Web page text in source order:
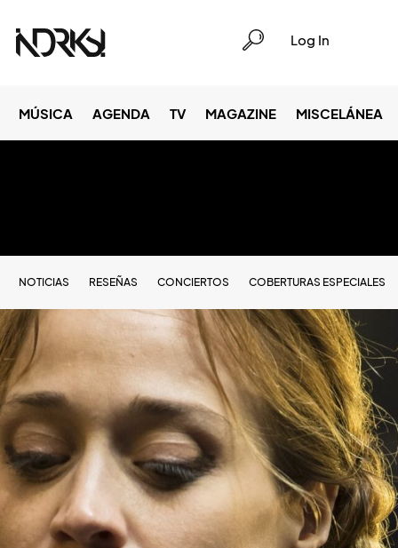
Log In
MÚSICA AGENDA TV MAGAZINE MISCELÁNEA
NOTICIAS RESEÑAS CONCIERTOS COBERTURAS ESPECIALES